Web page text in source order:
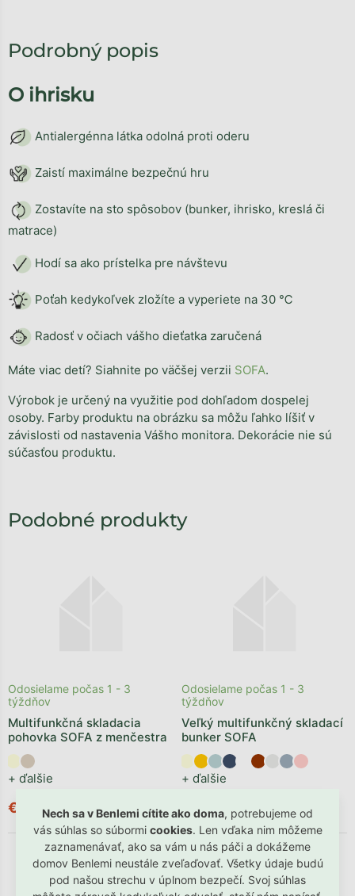
Nech sa v Benlemi cítite ako doma, potrebujeme od
vás súhlas so súbormi cookies. Len vďaka nim môžeme
zaznamenávať, ako sa vám u nás páči a dokážeme
domov Benlemi neustále zveľaďovať. Všetky údaje budú
pod našou strechu v úplnom bezpečí. Svoj súhlas
Podrobný popis
O ihrisku
Antialergénna látka odolná proti oderu
Zaistí maximálne bezpečnú hru
Zostavíte na sto spôsobov (bunker, ihrisko, kreslá či
matrace)
Hodí sa ako prístelka pre návštevu
Poťah kedykoľvek zložíte a vyperiete na 30 ℃
Radosť v očiach vášho dieťatka zaručená
Máte viac detí? Siahnite po väčšej verzii SOFA.
Výrobok je určený na využitie pod dohľadom dospelej
osoby. Farby produktu na obrázku sa môžu ľahko líšiť v
závislosti od nastavenia Vášho monitora. Dekorácie nie sú
súčasťou produktu.
Multifunkčná skladacia
pohovka SOFA z menčestra
+ ďalšie
Odosielame počas 1 - 3
týždňov
€555,90
Veľký multifunkčný skladací
bunker SOFA
+ ďalšie
Odosielame počas 1 - 3
týždňov
€599,90